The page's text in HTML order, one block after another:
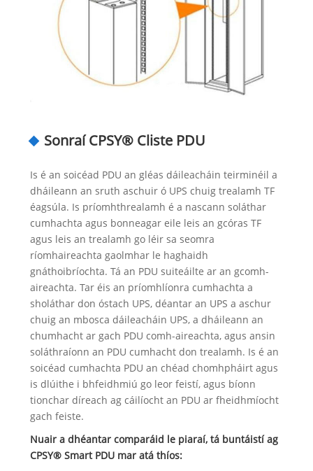
Sonraí CPSY® Cliste PDU
Is é an soicéad PDU an gléas dáileacháin teirminéil a
dháileann an sruth aschuir ó UPS chuig trealamh TF
éagsúla. Is príomhthrealamh é a nascann soláthar
cumhachta agus bonneagar eile leis an gcóras TF
agus leis an trealamh go léir sa seomra
ríomhaireachta gaolmhar le haghaidh
gnáthoibríochta. Tá an PDU suiteáilte ar an gcomh-
aireachta. Tar éis an príomhlíonra cumhachta a
sholáthar don óstach UPS, déantar an UPS a aschur
chuig an mbosca dáileacháin UPS, a dháileann an
chumhacht ar gach PDU comh-aireachta, agus ansin
soláthraíonn an PDU cumhacht don trealamh. Is é an
soicéad cumhachta PDU an chéad chomhpháirt agus
is dlúithe i bhfeidhmiú go leor feistí, agus bíonn
tionchar díreach ag cáilíocht an PDU ar fheidhmíocht
gach feiste.
Nuair a dhéantar comparáid le piaraí, tá buntáistí ag
CPSY® Smart PDU mar atá thíos: